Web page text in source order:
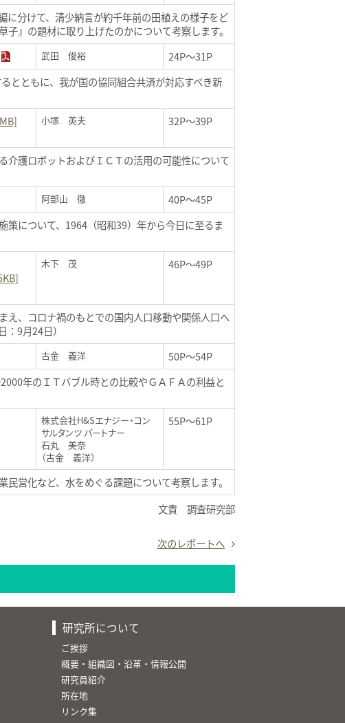
に分けて、清少納言が約千年前の田植えの様子をど
』の題材に取り上げたのかについて考察します。
武田 俊裕
24P～31P
とともに、我が国の協同組合共済が対応すべき新
小塚 英夫 32P～39P
介護ロボットおよびＩＣＴの活用の可能性について
阿部山 徹
40P～45P
策について、1964（昭和39）年から今日に至るま
木下 茂 46P～49P
え、コロナ禍のもとでの国内人口移動や関係人口へ
9月24日）
古金 義洋
50P～54P
年のＩＴバブル時との比較やＧＡＦＡの利益と
株式会社H&Sエナジー・コン
サルタンツ パートナー
石丸 美奈
（古金 義洋）
55P～61P
営化など、水をめぐる課題について考察します。
文責 調査研究部
次のレポートへ
研究所について
ご挨拶
概要・組織図・沿革・情報公開
研究員紹介
所在地
リンク集